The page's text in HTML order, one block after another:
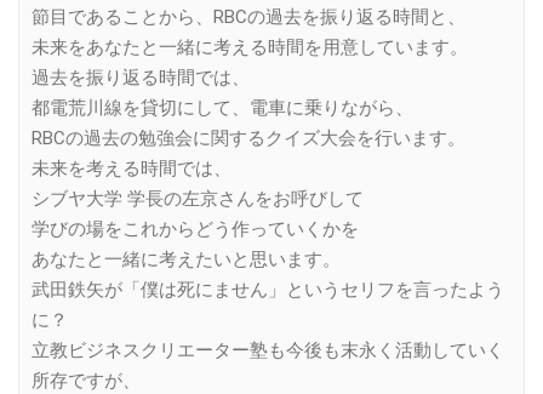
節目であることから、RBCの過去を振り返る時間と、
未来をあなたと一緒に考える時間を用意しています。
過去を振り返る時間では、
都電荒川線を貸切にして、電車に乗りながら、
RBCの過去の勉強会に関するクイズ大会を行います。
未来を考える時間では、
シブヤ大学 学長の左京さんをお呼びして
学びの場をこれからどう作っていくかを
あなたと一緒に考えたいと思います。
武田鉄矢が「僕は死にません」というセリフを言ったよう
に？
立教ビジネスクリエーター塾も今後も末永く活動していく
所存ですが、